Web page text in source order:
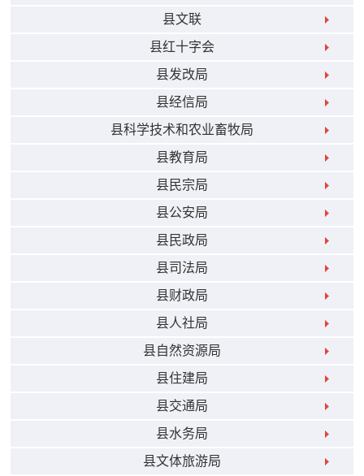
县文联
县红十字会
县发改局
县经信局
县科学技术和农业畜牧局
县教育局
县民宗局
县公安局
县民政局
县司法局
县财政局
县人社局
县自然资源局
县住建局
县交通局
县水务局
县文体旅游局